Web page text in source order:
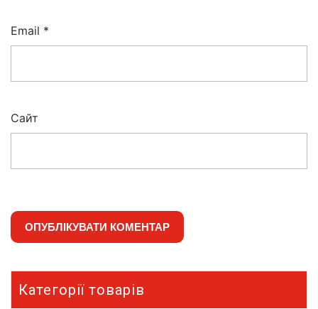
Email *
Сайт
Категорії товарів